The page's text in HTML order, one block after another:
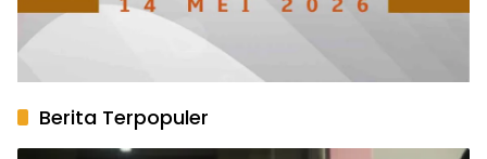
Berita Terpopuler